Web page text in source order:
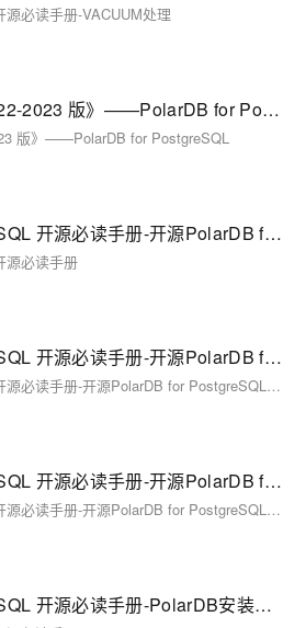
必读手册-VACUUM处理
《阿里云产品手册2022-2023 版》——PolarDB for PostgreSQL
版》——PolarDB for PostgreSQL
PolarDB for PostgreSQL 开源必读手册-开源PolarDB for PostgreSQL架构介绍（上）
源必读手册
PolarDB for PostgreSQL 开源必读手册-开源PolarDB for PostgreSQL架构介绍（中）
PolarDB for PostgreSQL 开源必读手册-开源PolarDB for PostgreSQL架构介绍
PolarDB for PostgreSQL 开源必读手册-开源PolarDB for PostgreSQL架构介绍（下）
PolarDB for PostgreSQL 开源必读手册-开源PolarDB for PostgreSQL架构介绍
PolarDB for PostgreSQL 开源必读手册-PolarDB安装与配置（上）